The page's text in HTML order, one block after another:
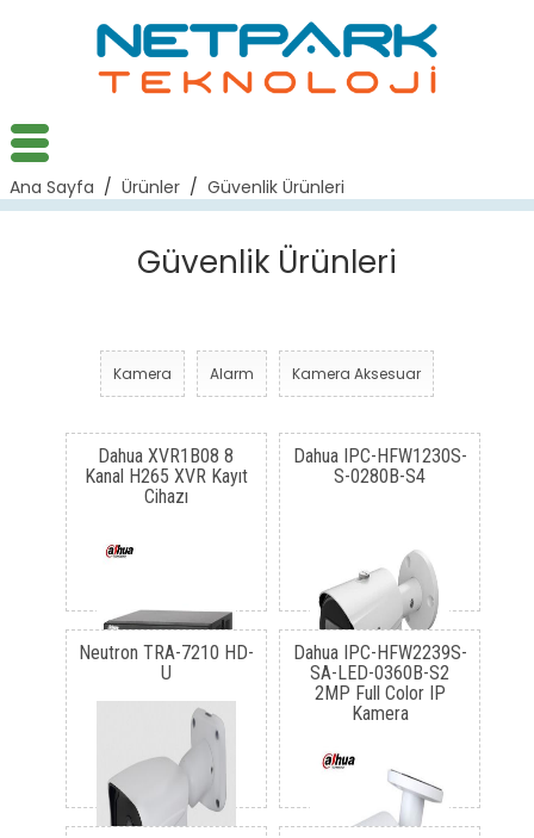
Ana Sayfa / Ürünler / Güvenlik Ürünleri
Güvenlik Ürünleri
Kamera Alarm Kamera Aksesuar
Dahua XVR1B08 8
Kanal H265 XVR Kayıt
Cihazı
Dahua IPC-HFW1230S-
S-0280B-S4
Neutron TRA-7210 HD-
U
Dahua IPC-HFW2239S-
SA-LED-0360B-S2
2MP Full Color IP
Kamera